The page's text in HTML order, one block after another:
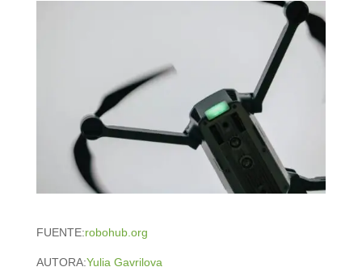
FUENTE:robohub.org
AUTORA:Yulia Gavrilova